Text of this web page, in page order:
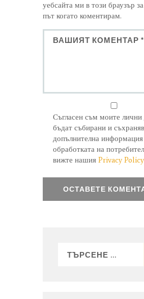
уебсайта ми в този браузър
път когато коментирам.
Съгласен съм моите
бъдат събирани и
допълнителна
обработката на
вижте нашияPrivacy Policy